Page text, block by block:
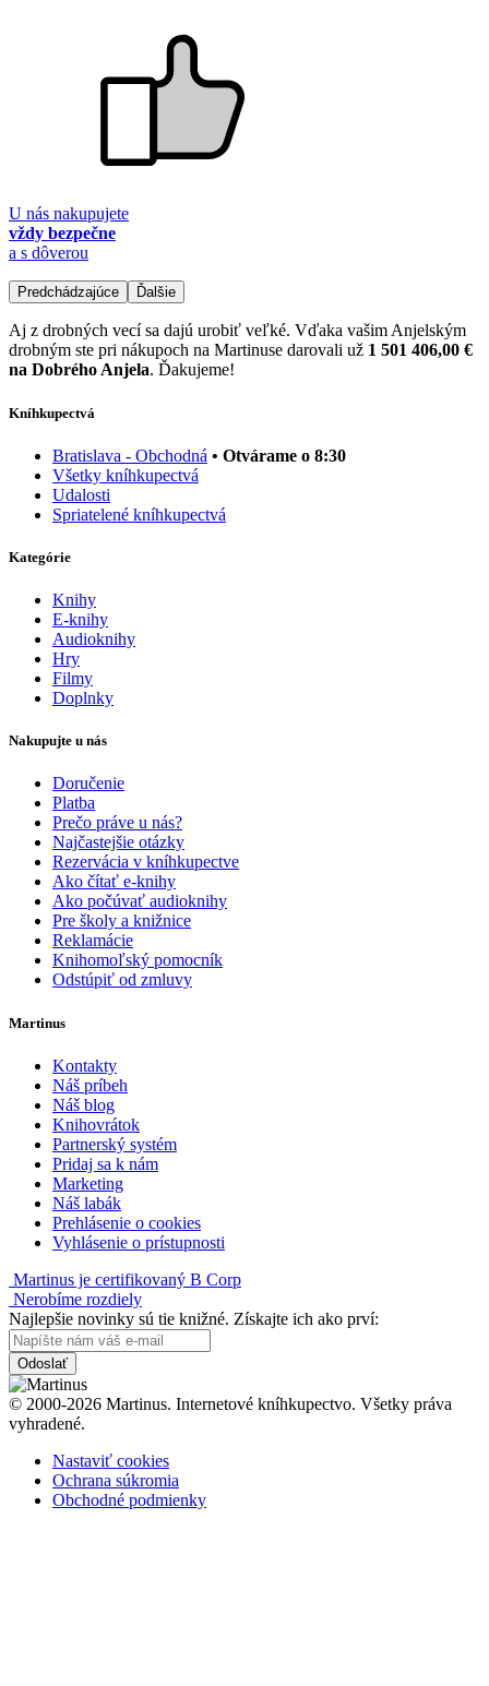
U nás nakupujete
vždy bezpečne
a s dôverou
Predchádzajúce Ďalšie
Aj z drobných vecí sa dajú urobiť veľké. Vďaka vašim Anjelským
drobným ste pri nákupoch na Martinuse darovali už 1 501 406,00 €
na Dobrého Anjela. Ďakujeme!
Kníhkupectvá
Bratislava - Obchodná • Otvárame o 8:30
Všetky kníhkupectvá
Udalosti
Spriatelené kníhkupectvá
Kategórie
Knihy
E-knihy
Audioknihy
Hry
Filmy
Doplnky
Nakupujte u nás
Doručenie
Platba
Prečo práve u nás?
Najčastejšie otázky
Rezervácia v kníhkupectve
Ako čítať e-knihy
Ako počúvať audioknihy
Pre školy a knižnice
Reklamácie
Knihomoľský pomocník
Odstúpiť od zmluvy
Martinus
Kontakty
Náš príbeh
Náš blog
Knihovrátok
Partnerský systém
Pridaj sa k nám
Marketing
Náš labák
Prehlásenie o cookies
Vyhlásenie o prístupnosti
Martinus je certifikovaný B Corp
Nerobíme rozdiely
Najlepšie novinky sú tie knižné. Získajte ich ako prví:
Odoslať
© 2000-2026 Martinus. Internetové kníhkupectvo. Všetky práva
vyhradené.
Nastaviť cookies
Ochrana súkromia
Obchodné podmienky